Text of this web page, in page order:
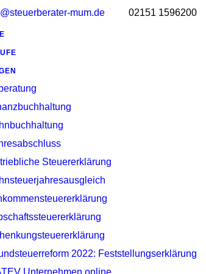
mum.de 02151 1596200
Steuererklärung
2022: Feststellungserklärung
Unternehmen online